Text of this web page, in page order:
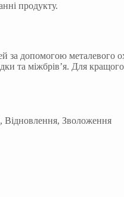
продукту.
за допомогою металевого
та міжбрів’я. Для
Відновлення, Зволоження